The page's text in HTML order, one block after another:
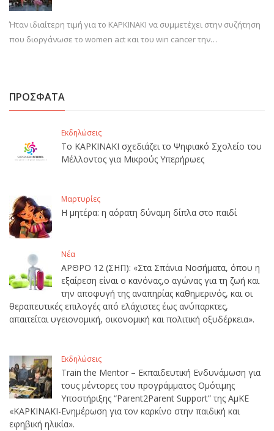
Ήταν ιδιαίτερη τιμή για το ΚΑΡΚΙΝΑΚΙ να συμμετέχει στην συζήτηση
που διοργάνωσε το women act και του win cancer την…
ΠΡΟΣΦΑΤΑ
Εκδηλώσεις
Το ΚΑΡΚΙΝΑΚΙ σχεδιάζει το Ψηφιακό Σχολείο του
Μέλλοντος για Μικρούς Υπερήρωες
Μαρτυρίες
Η μητέρα: η αόρατη δύναμη δίπλα στο παιδί
Νέα
ΑΡΘΡΟ 12 (ΣΗΠ): «Στα Σπάνια Νοσήματα, όπου η
εξαίρεση είναι ο κανόνας,ο αγώνας για τη ζωή και
την αποφυγή της αναπηρίας καθημερινός, και οι
θεραπευτικές επιλογές από ελάχιστες έως ανύπαρκτες,
απαιτείται υγειονομική, οικονομική και πολιτική οξυδέρκεια».
Εκδηλώσεις
Train the Mentor – Εκπαιδευτική Ενδυνάμωση για
τους μέντορες του προγράμματος Ομότιμης
Υποστήριξης “Parent2Parent Support” της ΑμΚΕ
«ΚΑΡΚΙΝΑΚΙ-Ενημέρωση για τον καρκίνο στην παιδική και
εφηβική ηλικία».